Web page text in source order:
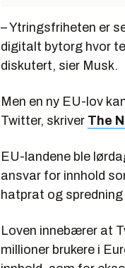
– Ytringsfriheten er
digitalt bytorg hvor
diskutert, sier Musk.
Men en ny EU-lov
Twitter, skriver The
EU-landene ble
ansvar for innhold
hatprat og
Loven innebærer at
millioner brukere i